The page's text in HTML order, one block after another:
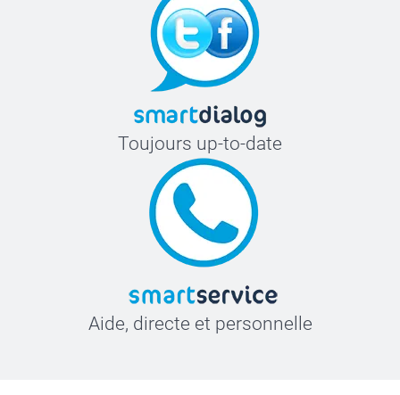
Toujours up-to-date
Aide, directe et personnelle